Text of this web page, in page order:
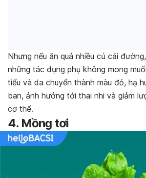
Nhưng nếu ăn quá nhiều củ cải
những tác dụng phụ không mong
tiểu và da chuyển thành màu đỏ, hạ
ban, ảnh hưởng tới thai nhi và giảm
cơ thể.
4. Mồng tơi